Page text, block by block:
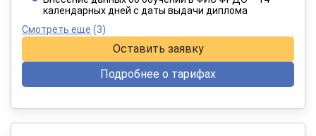
календарных дней с даты выдачи диплома
Смотреть еще (3)
Оставить заявку
Подробнее о тарифах